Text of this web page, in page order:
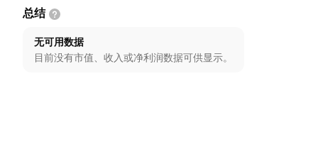
总结
无可用数据
目前没有市值、收入或净利润数据可供显示。